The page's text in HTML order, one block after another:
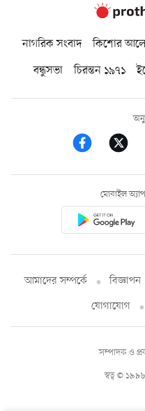
নাগরিক সংবাদ কিশোর
বন্ধুসভা
চিরন্তন ১৯৭১
মোবাইল
আমাদের সম্পর্কে বিজ্ঞাপন
যোগাযোগ
স্বত্ব ©
সম্পাদক ও